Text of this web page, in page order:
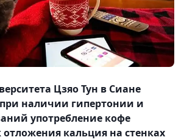
Цзяо Тун в Сиане
наличии гипертонии и
употребление кофе
кальция на стенках